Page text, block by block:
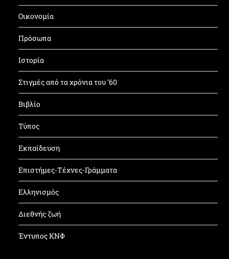
Οικονομία
Πρόσωπα
Ιστορία
Στιγμές από τα χρόνια του ’60
Βιβλίο
Τύπος
Εκπαίδευση
Επιστήμες-Τέχνες-Γράμματα
Ελληνισμός
Διεθνής ζωή
Έντυπος ΚΝΦ